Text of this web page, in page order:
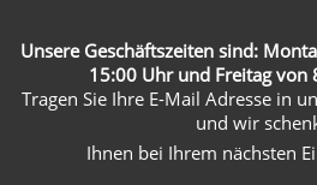
Unsere Geschäftszeiten sind:
15:00 Uhr und Freitag von
Tragen Sie Ihre E-Mail Adresse in
und wir
Ihnen bei Ihrem nächsten